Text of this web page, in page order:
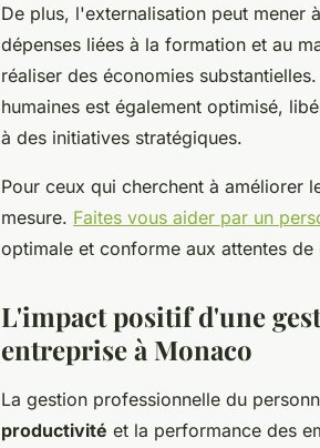
De plus, l'externalisation peut mener
dépenses liées à la formation et au
réaliser des économies
humaines est également optimisé,
à des initiatives stratégiques.
Pour ceux qui cherchent à améliorer
mesure. Faites vous aider par un
optimale et conforme aux attentes de
L'impact positif d'une
entreprise à Monaco
La gestion professionnelle du
productivité et la performance des